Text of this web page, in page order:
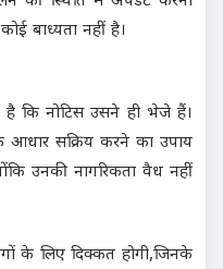
बाध्यता नहीं है।
है कि नोटिस उसने ही भेजे हैं।
आधार सक्रिय करने का उपाय
उनकी नागरिकता वैध नहीं
के लिए दिक्कत होगी,जिनके